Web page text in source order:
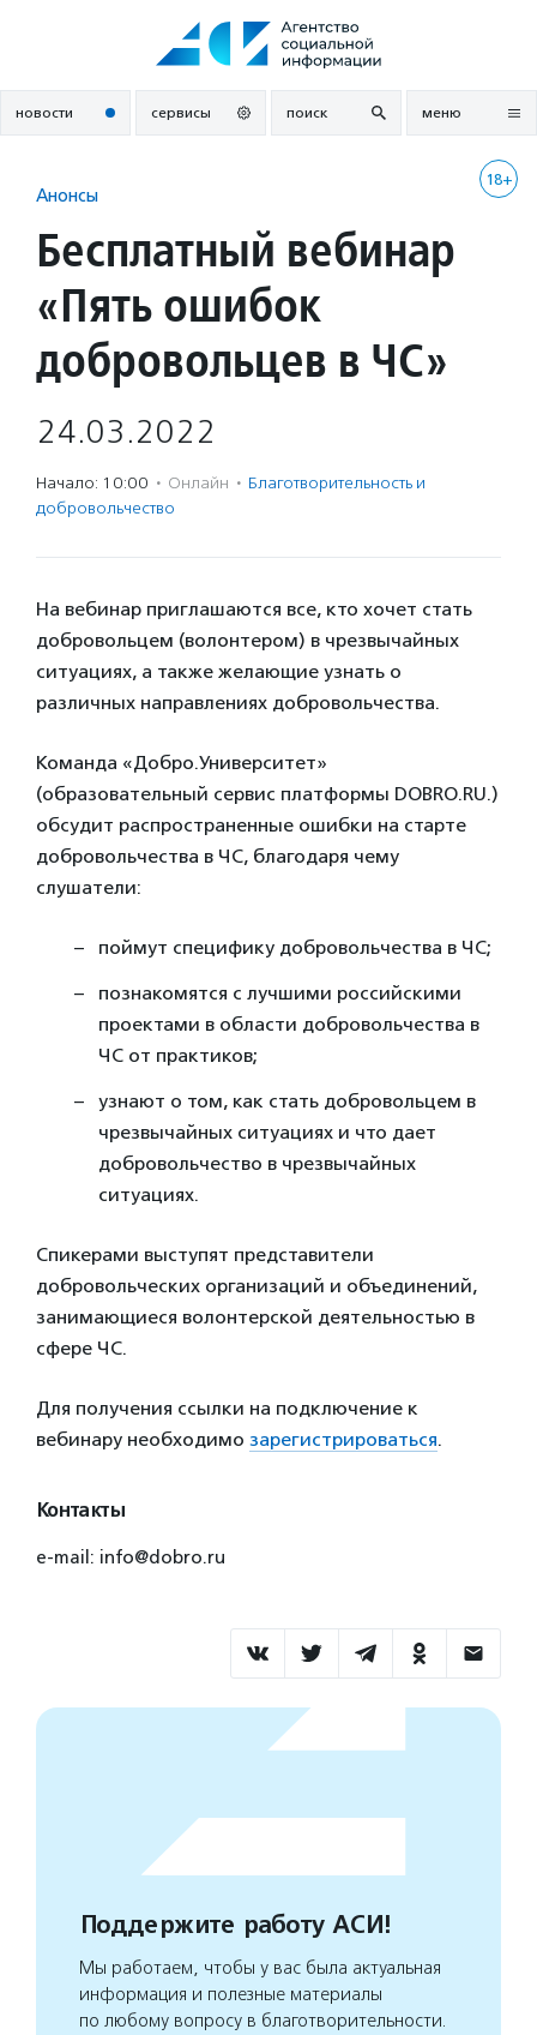
новости сервисы поиск меню
18+
Анонсы
Бесплатный вебинар
«Пять ошибок
добровольцев в ЧС»
24.03.2022
Начало: 10:00 · Онлайн · Благотвори­тель­ность и
доброволь­чест­во
На вебинар приглашаются все, кто хочет стать
добровольцем (волонтером) в чрезвычайных
ситуациях, а также желающие узнать о
различных направлениях добровольчества.
Команда «Добро.Университет»
(образовательный сервис платформы DOBRO.RU.)
обсудит распространенные ошибки на старте
добровольчества в ЧС, благодаря чему
слушатели:
поймут специфику добровольчества в ЧС;
познакомятся с лучшими российскими
проектами в области добровольчества в
ЧС от практиков;
узнают о том, как стать добровольцем в
чрезвычайных ситуациях и что дает
добровольчество в чрезвычайных
ситуациях.
Спикерами выступят представители
добровольческих организаций и объединений,
занимающиеся волонтерской деятельностью в
сфере ЧС.
Для получения ссылки на подключение к
вебинару необходимо зарегистрироваться.
Контакты
e-mail: info@dobro.ru
Поддержите работу АСИ!
Мы работаем, чтобы у вас была актуальная
информация и полезные материалы
по любому вопросу в благотворительности.